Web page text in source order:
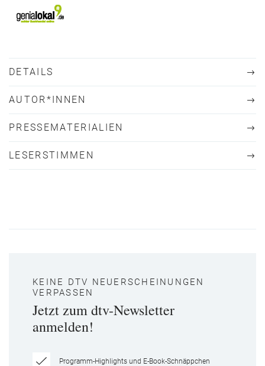
DETAILS
AUTOR*INNEN
PRESSEMATERIALIEN
LESERSTIMMEN
KEINE DTV NEUERSCHEINUNGEN
VERPASSEN
Jetzt zum dtv-Newsletter
anmelden!
Programm-Highlights und E-Book-Schnäppchen